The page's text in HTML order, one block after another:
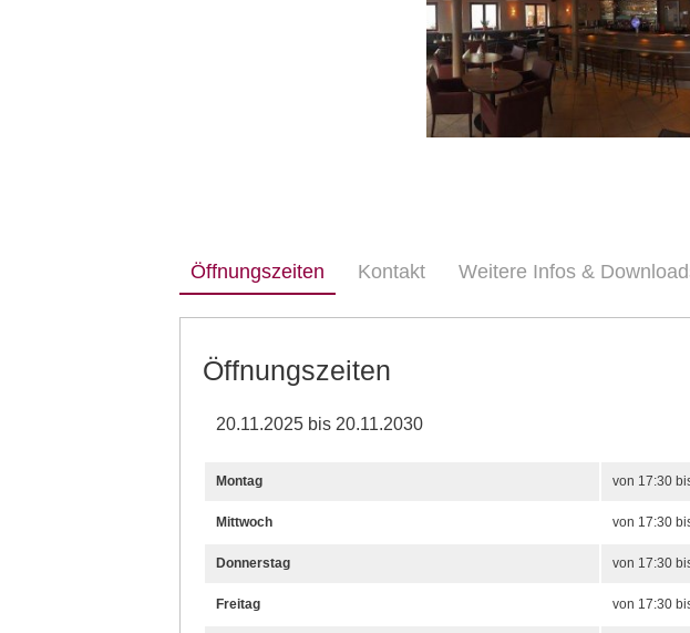
Öffnungszeiten Kontakt Weitere Infos &
Öffnungszeiten
20.11.2025 bis 20.11.2030
Montag von 17:30
Mittwoch von 17:30
Donnerstag von 17:30
Freitag von 17:30